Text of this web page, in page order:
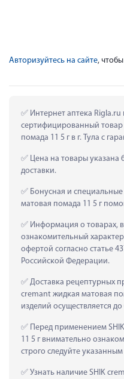
Авторизуйтесь на сайте,
Интернет аптека
сертифицированный товар
помада 11 5 г в г. Тула с
Цена на товары указана
доставки.
Бонусная и
матовая помада 11 5 г
Информация о товарах,
ознакомительный
офертой согласно статье
Российской Федерации.
Доставка рецептурных
сremant жидкая матовая
изделий осуществляется
Перед применением
11 5 г внимательно
строго следуйте
Узнать наличие SHIK